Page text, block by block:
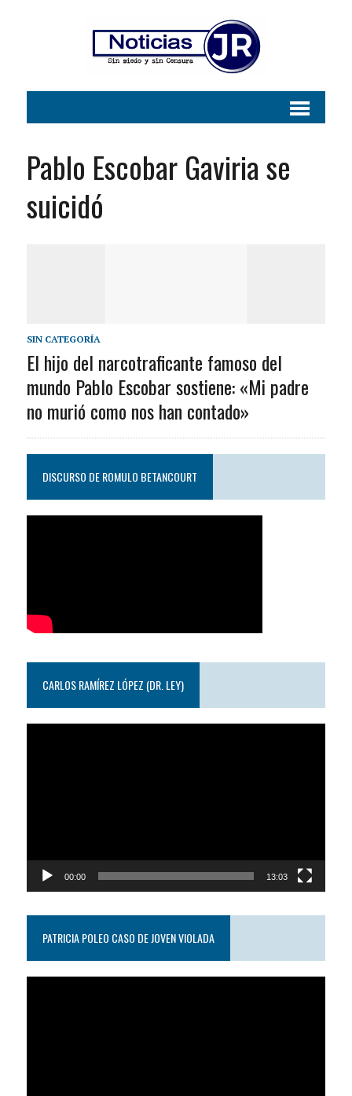
Pablo Escobar Gaviria se
suicidó
SIN CATEGORÍA
El hijo del narcotraficante famoso del
mundo Pablo Escobar sostiene: «Mi padre
no murió como nos han contado»
DISCURSO DE ROMULO BETANCOURT
CARLOS RAMÍREZ LÓPEZ (DR. LEY)
00:00 13:03
PATRICIA POLEO CASO DE JOVEN VIOLADA